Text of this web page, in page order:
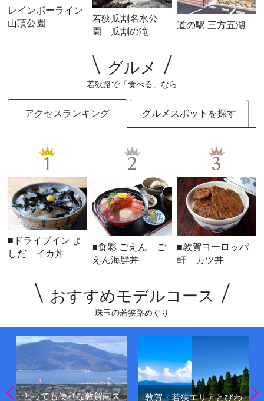
レインボーライン
山頂公園
若狭瓜割名水公
園 瓜割の滝
道の駅 三方五湖
グルメ
若狭路で「食べる」なら
アクセスランキング グルメスポットを探す
1
■ドライブイン よ
しだ イカ丼
2
■食彩 ごえん ご
えん海鮮丼
3
■敦賀ヨーロッパ
軒 カツ丼
おすすめモデルコース
珠玉の若狭路めぐり
とっても便利な敦賀南ス 敦賀・若狭エリアとびわ